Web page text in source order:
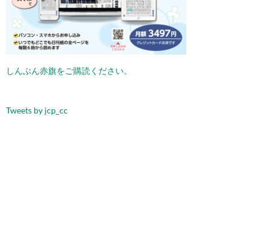
しんぶん赤旗をご購読ください。
Tweets by jcp_cc